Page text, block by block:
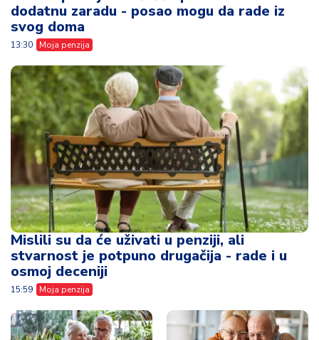
dodatnu zaradu - posao mogu da rade iz
svog doma
13:30 Moja penzija
Mislili su da će uživati u penziji, ali
stvarnost je potpuno drugačija - rade i u
osmoj deceniji
15:59 Moja penzija